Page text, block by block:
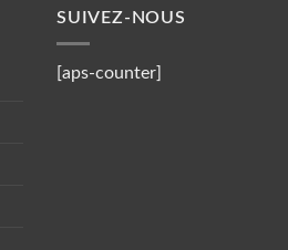
SUIVEZ-NOUS
[aps-counter]